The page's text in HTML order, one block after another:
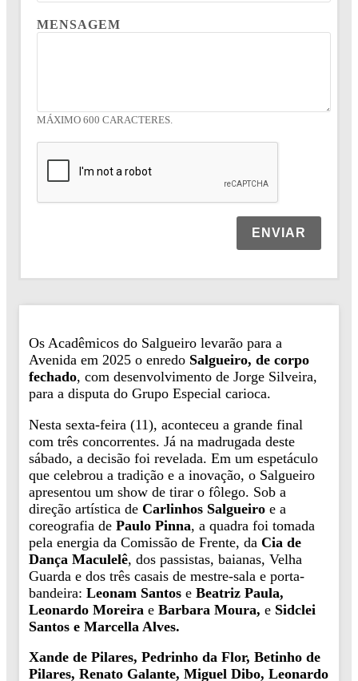
MENSAGEM
MÁXIMO 600 CARACTERES.
ENVIAR
Os Acadêmicos do Salgueiro levarão para a
Avenida em 2025 o enredo Salgueiro, de corpo
fechado, com desenvolvimento de Jorge Silveira,
para a disputa do Grupo Especial carioca.
Nesta sexta-feira (11), aconteceu a grande final
com três concorrentes. Já na madrugada deste
sábado, a decisão foi revelada. Em um espetáculo
que celebrou a tradição e a inovação, o Salgueiro
apresentou um show de tirar o fôlego. Sob a
direção artística de Carlinhos Salgueiro e a
coreografia de Paulo Pinna, a quadra foi tomada
pela energia da Comissão de Frente, da Cia de
Dança Maculelê, dos passistas, baianas, Velha
Guarda e dos três casais de mestre-sala e porta-
bandeira: Leonam Santos e Beatriz Paula,
Leonardo Moreira e Barbara Moura, e Sidclei
Santos e Marcella Alves.
Xande de Pilares, Pedrinho da Flor, Betinho de
Pilares, Renato Galante, Miguel Dibo, Leonardo